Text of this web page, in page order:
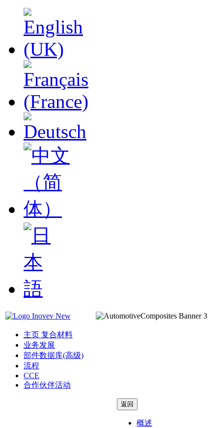
主页 复合材料
业务发展
部件数据库(高级)
流程
CCE
合作伙伴活动
返回
概述